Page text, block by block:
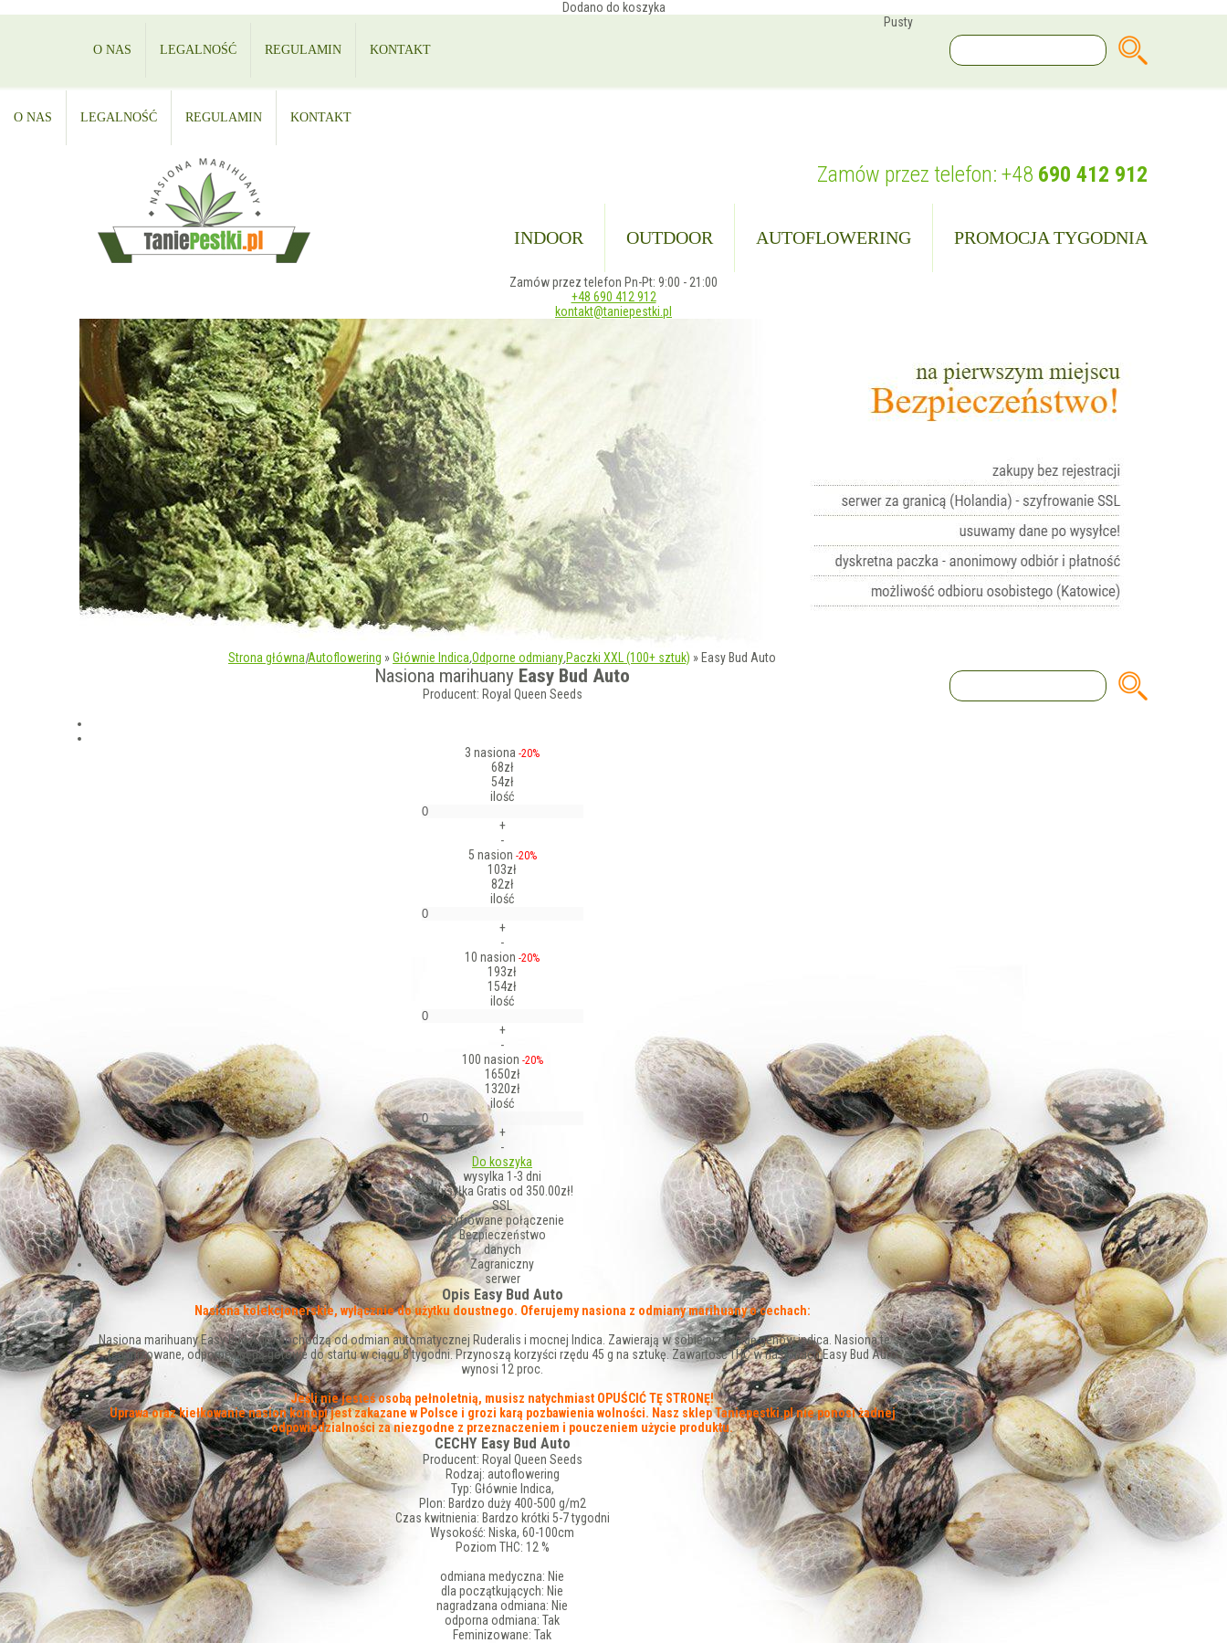
Dodano do koszyka
O NAS LEGALNOŚĆ REGULAMIN KONTAKT
Pusty
O NAS LEGALNOŚĆ REGULAMIN KONTAKT
Zamów przez telefon: +48 690 412 912
PROMOCJA TYGODNIA
AUTOFLOWERING
OUTDOOR
INDOOR
Zamów przez telefon Pn-Pt: 9:00 - 21:00
+48 690 412 912
kontakt@taniepestki.pl
Strona główna|Autoflowering »Głównie Indica,Odporne odmiany,Paczki XXL (100+ sztuk) » Easy Bud Auto
Nasiona marihuany Easy Bud Auto
Producent: Royal Queen Seeds
3 nasiona -20%
68zł
54zł
ilość
+
-
5 nasion -20%
103zł
82zł
ilość
+
-
10 nasion -20%
193zł
154zł
ilość
+
-
100 nasion -20%
1650zł
1320zł
ilość
+
-
Do koszyka
wysylka 1-3 dni
Wysyłka Gratis od 350.00zł!
SSL
Szyfrowane połączenie
Bezpieczeństwo
danych
Zagraniczny
serwer
Opis Easy Bud Auto
Nasiona kolekcjonerskie, wyłącznie do użytku doustnego. Oferujemy nasiona z odmiany marihuany o cechach:
Nasiona marihuany Easy Bud Auto pochodzą od odmian automatycznej Ruderalis i mocnej Indica. Zawierają w sobie przewagę genów indica. Nasiona te są
feminizowane, odporne i będą gotowe do startu w ciągu 8 tygodni. Przynoszą korzyści rzędu 45 g na sztukę. Zawartość THC w nasionach Easy Bud Auto
wynosi 12 proc.
Jeśli nie jesteś osobą pełnoletnią, musisz natychmiast OPUŚCIĆ TĘ STRONĘ!
Uprawa oraz kiełkowanie nasion konopi jest zakazane w Polsce i grozi karą pozbawienia wolności. Nasz sklep Taniepestki.pl nie ponosi żadnej
odpowiedzialności za niezgodne z przeznaczeniem i pouczeniem użycie produktu.
CECHY Easy Bud Auto
Producent: Royal Queen Seeds
Rodzaj: autoflowering
Typ: Głównie Indica,
Plon: Bardzo duży 400-500 g/m2
Czas kwitnienia: Bardzo krótki 5-7 tygodni
Wysokość: Niska, 60-100cm
Poziom THC: 12 %
odmiana medyczna: Nie
dla początkujących: Nie
nagradzana odmiana: Nie
odporna odmiana: Tak
Feminizowane: Tak